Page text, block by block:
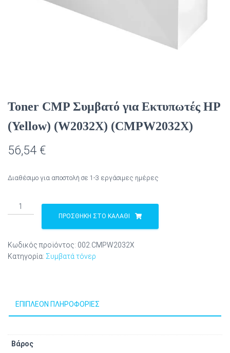
Toner CMP Συμβατό για Εκτυπωτές HP
(Yellow) (W2032X) (CMPW2032X)
56,54 €
Διαθέσιμο για αποστολή σε 1-3 εργάσιμες ημέρες
Toner
CMP
Εκτυπωτές
HP
ποσότητα
ΠΡΟΣΘΉΚΗ ΣΤΟ ΚΑΛΆΘΙ
Κωδικός προϊόντος: 002.CMPW2032X
Κατηγορία: Συμβατά τόνερ
ΕΠΙΠΛΈΟΝ ΠΛΗΡΟΦΟΡΊΕΣ
Βάρος